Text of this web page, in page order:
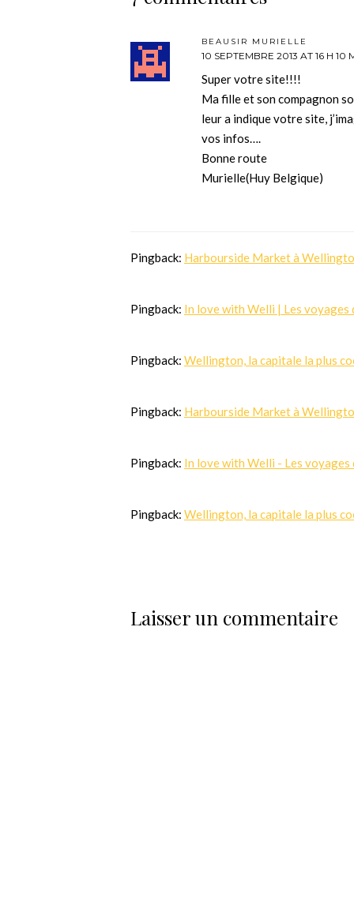
BEAUSIR MURIELLE
10 SEPTEMBRE 2013 AT 16 H 10
Super votre site!!!!
Ma fille et son compagnon
leur a indique votre site,
vos infos….
Bonne route
Murielle(Huy Belgique)
Pingback: Harbourside Market à
Pingback: In love with Welli | Les voyages
Pingback: Wellington, la capitale la plus
Pingback: Harbourside Market à
Pingback: In love with Welli - Les voyages
Pingback: Wellington, la capitale la plus
Laisser un commentaire